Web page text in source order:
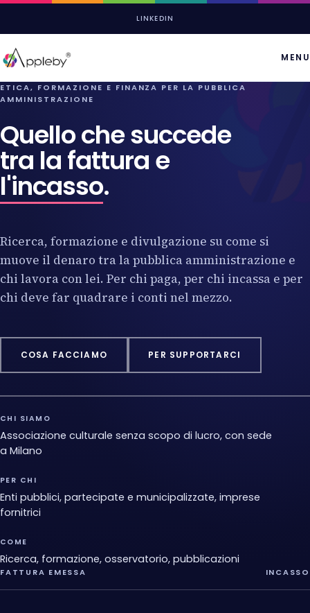
LINKEDIN
MENU
ETICA, FORMAZIONE E FINANZA PER LA PUBBLICA
AMMINISTRAZIONE
Quello che succede
tra la fattura e
l'incasso.
Ricerca, formazione e divulgazione su come si
muove il denaro tra la pubblica amministrazione e
chi lavora con lei. Per chi paga, per chi incassa e per
chi deve far quadrare i conti nel mezzo.
COSA FACCIAMO PER SUPPORTARCI
CHI SIAMO
Associazione culturale senza scopo di lucro, con sede
a Milano
PER CHI
Enti pubblici, partecipate e municipalizzate, imprese
fornitrici
COME
Ricerca, formazione, osservatorio, pubblicazioni
FATTURA EMESSA INCASSO